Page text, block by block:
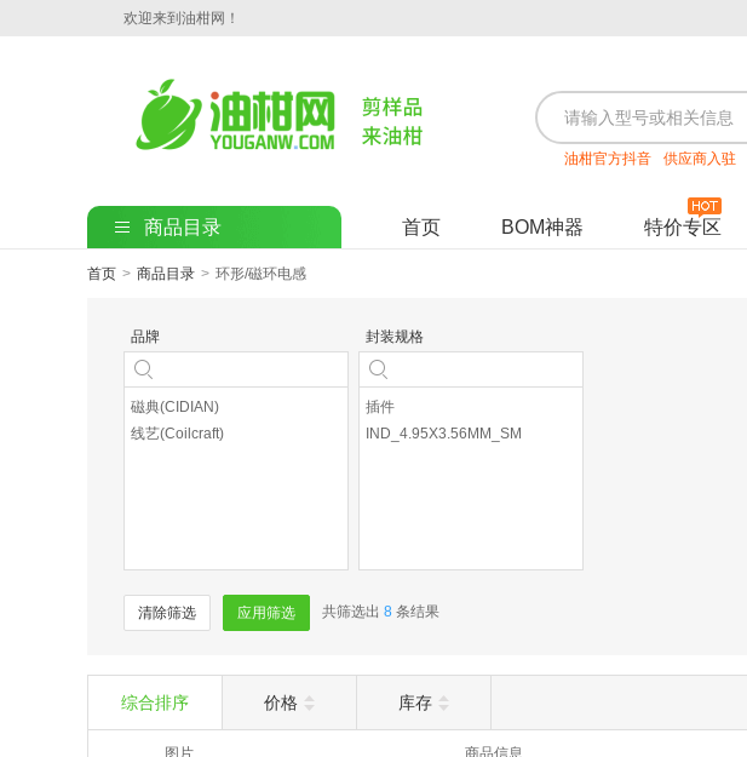
欢迎来到油柑网！
油柑官方抖音 供应商入驻
商品目录 首页 BOM神器 特价专区
首页 > 商品目录 > 环形/磁环电感
品牌
磁典(CIDIAN)
线艺(Coilcraft)
封装规格
插件
IND_4.95X3.56MM_SM
清除筛选 应用筛选 共筛选出 8 条结果
综合排序 价格 库存
图片 商品信息